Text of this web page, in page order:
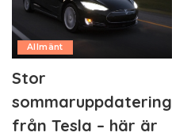
Allmänt
Stor
sommaruppdatering
från Tesla – här är